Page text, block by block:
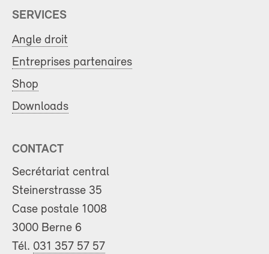
SERVICES
Angle droit
Entreprises partenaires
Shop
Downloads
CONTACT
Secrétariat central
Steinerstrasse 35
Case postale 1008
3000 Berne 6
Tél. 031 357 57 57